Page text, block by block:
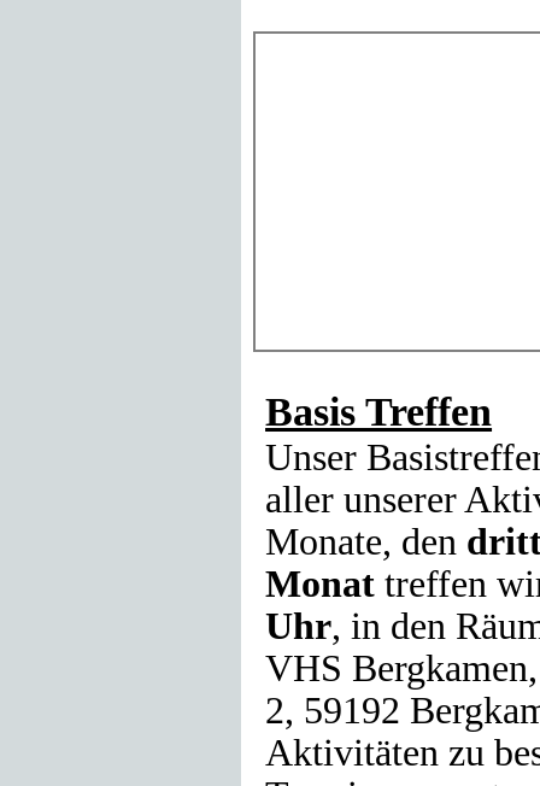
Basis Treffen
Unser
aller unserer
Monate, den
Monat treffen
Uhr, in den
VHS
2, 59192
Aktivitäten zu